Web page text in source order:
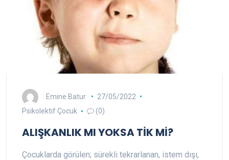
Emine Batur
27/05/2022
Psikolektif Çocuk
(0)
ALIŞKANLIK MI YOKSA TİK Mİ?
Çocuklarda görülen; sürekli tekrarlanan, istem dışı,